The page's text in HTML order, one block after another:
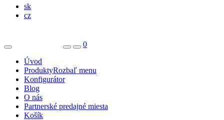
sk
cz
0
Úvod
ProduktyRozbaľ menu
Konfigurátor
Blog
O nás
Partnerské predajné miesta
Košík